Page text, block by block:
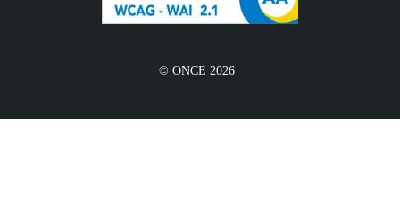
© ONCE 2026